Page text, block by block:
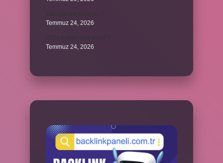
Temmuz 24, 2026
Temmuz 24, 2026